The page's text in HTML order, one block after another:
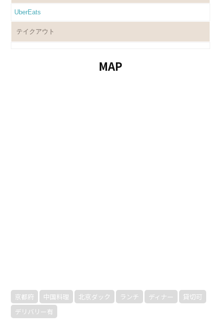
UberEats
テイクアウト
MAP
京都府 中国料理 北京ダック ランチ ディナー
貸切可
デリバリー有